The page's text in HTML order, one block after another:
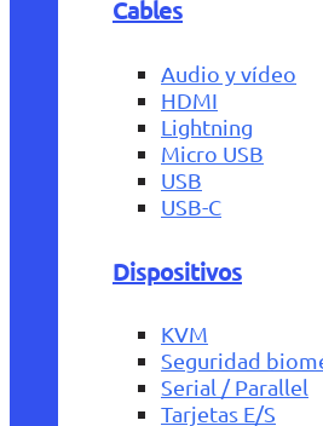
Cables
Audio y vídeo
HDMI
Lightning
Micro USB
USB
USB-C
Dispositivos
KVM
Seguridad
Serial / Parallel
Tarjetas E/S